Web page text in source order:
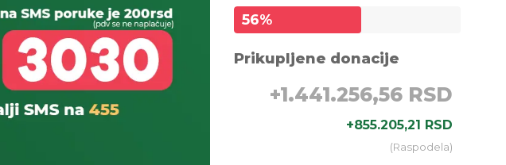
56%
Prikupljene donacije
+1.441.256,56 RSD
+855.205,21 RSD
(Raspodela)